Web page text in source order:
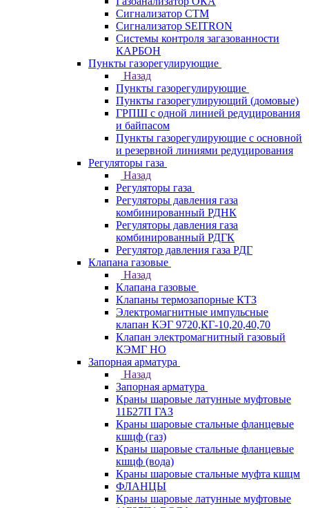
Сигнализатор СТМ
Сигнализатор SEITRON
Системы контроля загазованности
КАРБОН
Пункты газорегулирующие
Назад
Пункты газорегулирующие
Пункты газорегулирующий (домовые)
ГРПШ с одной линией редуцирования
и байпасом
Пункты газорегулирующие с основной
и резервной линиями редуцирования
Регуляторы газа
Назад
Регуляторы газа
Регуляторы давления газа
комбинированный РДНК
Регуляторы давления газа
комбинированный РДГК
Регулятор давления газа РДГ
Клапана газовые
Назад
Клапана газовые
Клапаны термозапорные КТЗ
Электромагнитные импульсные
клапан КЭГ 9720,КГ-10,20,40,70
Клапан электромагнитный газовый
КЭМГ НО
Запорная арматура
Назад
Запорная арматура
Краны шаровые латунные муфтовые
11Б27П ГАЗ
Краны шаровые стальные фланцевые
кшцф (газ)
Краны шаровые стальные фланцевые
кшцф (вода)
Краны шаровые стальные муфта кшцм
ФЛАНЦЫ
Краны шаровые латунные муфтовые